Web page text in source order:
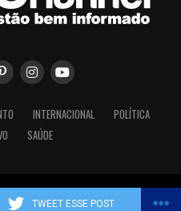
TWEET ESSE POST
INTERNACIONAL
POLÍTICA
SAÚDE
Gospel Channel Brasil